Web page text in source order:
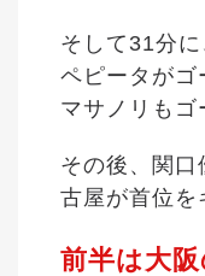
そして31分
ペピータがゴ
マサノリもゴ
その後、関
古屋が首位を
前半は大